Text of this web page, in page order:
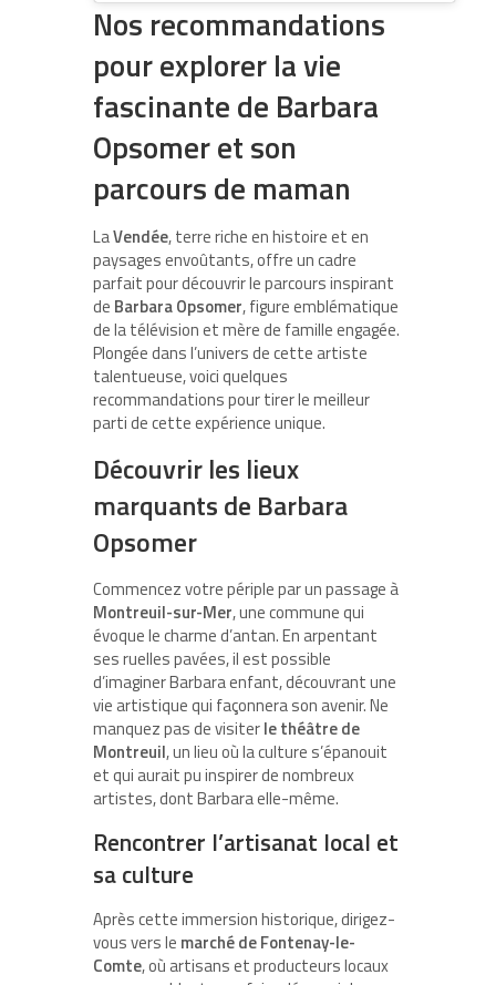
Nos recommandations
pour explorer la vie
fascinante de Barbara
Opsomer et son
parcours de maman
LaVendée, terre riche en histoire et en
paysages envoûtants, offre un cadre
parfait pour découvrir le parcours inspirant
de Barbara Opsomer, figure emblématique
de la télévision et mère de famille engagée.
Plongée dans l’univers de cette artiste
talentueuse, voici quelques
recommandations pour tirer le meilleur
parti de cette expérience unique.
Découvrir les lieux
marquants de Barbara
Opsomer
Commencez votre périple par un passage à
Montreuil-sur-Mer, une commune qui
évoque le charme d’antan. En arpentant
ses ruelles pavées, il est possible
d’imaginer Barbara enfant, découvrant une
vie artistique qui façonnera son avenir. Ne
manquez pas de visiterle théâtre de
Montreuil, un lieu où la culture s’épanouit
et qui aurait pu inspirer de nombreux
artistes, dont Barbara elle-même.
Rencontrer l’artisanat local et
sa culture
Après cette immersion historique, dirigez-
vous vers le marché de Fontenay-le-
Comte, où artisans et producteurs locaux